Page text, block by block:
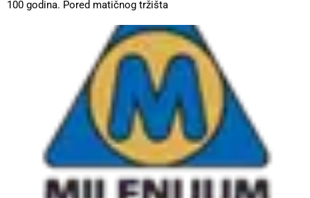
100 godina. Pored matičnog tržišta